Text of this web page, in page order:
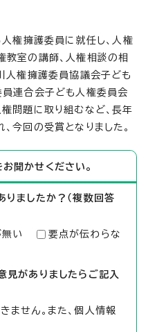
権擁護委員に就任し、人権
室の講師、人権相談の相
人権擁護委員協議会子ども
連合会子ども人権委員会
問題に取り組むなど、長年
今回の受賞となりました。
聞かせください。
りましたか？（複数回答
い
要点が伝わらな
見がありましたらご記入
ません。また、個人情報